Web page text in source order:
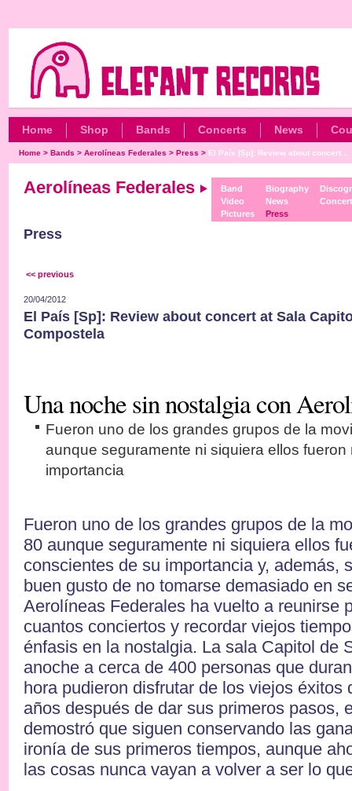
Home Shop Bands Concerts News
Home> Bands > Aerolíneas Federales > Press > El País [Sp]: Review about concert...
Aerolíneas Federales
Band
Video
Pictures
Biography
News
Press
Press
<< previous
20/04/2012
El País [Sp]: Review about concert at Sala
Compostela
Una noche sin nostalgia con
Fueron uno de los grandes grupos de la
aunque seguramente ni siquiera ellos
importancia
Fueron uno de los grandes grupos de la
80 aunque seguramente ni siquiera ellos
conscientes de su importancia y, además,
buen gusto de no tomarse demasiado en
Aerolíneas Federales ha vuelto a reunirse
cuantos conciertos y recordar viejos
énfasis en la nostalgia. La sala Capitol de
anoche a cerca de 400 personas que
hora pudieron disfrutar de los viejos éxitos
años después de dar sus primeros pasos,
demostró que siguen conservando las
ironía de sus primeros tiempos, aunque
las cosas nunca vayan a volver a ser lo